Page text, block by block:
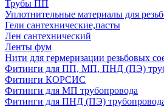
Трубы ПП
Уплотнительные материалы для
Гели сантехнические,пасты
Лен сантехнический
Ленты фум
Нити для гермеризации резьбовых
Фитинги для ПП, МП, ПНД (ПЭ)
Фитинги КОРСИС
Фитинги для МП трубопровода
Фитинги для ПНД (ПЭ)